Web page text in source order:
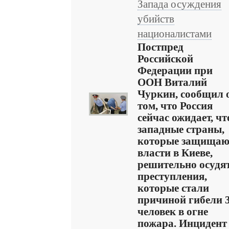
Запада осуждения
убийств
националистами
Постпред
Российской
Федерации при
ООН Виталий
Чуркин, сообщил
том, что Россия
сейчас ожидает,
западные страны,
которые
власти в Киеве,
решительно
преступления,
которые стали
причиной гибели
человек в огне
пожара. Инцидент